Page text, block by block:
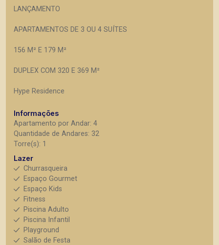
LANÇAMENTO
APARTAMENTOS DE 3 OU 4 SUÍTES
156 M² E 179 M²
DUPLEX COM 320 E 369 M²
Hype Residence
Informações
Apartamento por Andar: 4
Quantidade de Andares: 32
Torre(s): 1
Lazer
Churrasqueira
Espaço Gourmet
Espaço Kids
Fitness
Piscina Adulto
Piscina Infantil
Playground
Salão de Festa